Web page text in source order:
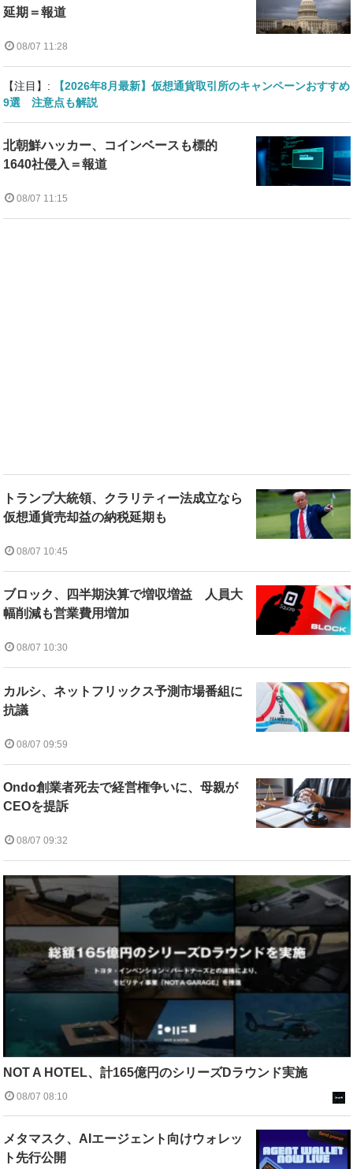
延期＝報道
08/07 11:28
【注目】:
【2026年8月最新】仮想通貨取引所のキャンペーンおすすめ
9選 注意点も解説
北朝鮮ハッカー、コインベースも標的
1640社侵入＝報道
08/07 11:15
トランプ大統領、クラリティー法成立なら
仮想通貨売却益の納税延期も
08/07 10:45
ブロック、四半期決算で増収増益 人員大
幅削減も営業費用増加
08/07 10:30
カルシ、ネットフリックス予測市場番組に
抗議
08/07 09:59
Ondo創業者死去で経営権争いに、母親が
CEOを提訴
08/07 09:32
NOT A HOTEL、計165億円のシリーズDラウンド実施
08/07 08:10
メタマスク、AIエージェント向けウォレッ
ト先行公開